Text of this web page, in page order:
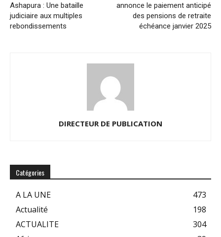
Ashapura : Une bataille
judiciaire aux multiples
rebondissements
annonce le paiement anticipé
des pensions de retraite
échéance janvier 2025
DIRECTEUR DE PUBLICATION
Catégories
A LA UNE
473
Actualité
198
ACTUALITE
304